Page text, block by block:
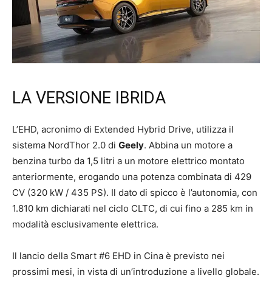
LA VERSIONE IBRIDA
L’EHD, acronimo di Extended Hybrid Drive, utilizza il
sistema NordThor 2.0 di Geely. Abbina un motore a
benzina turbo da 1,5 litri a un motore elettrico montato
anteriormente, erogando una potenza combinata di 429
CV (320 kW / 435 PS). Il dato di spicco è l’autonomia, con
1.810 km dichiarati nel ciclo CLTC, di cui fino a 285 km in
modalità esclusivamente elettrica.
Il lancio della Smart #6 EHD in Cina è previsto nei
prossimi mesi, in vista di un’introduzione a livello globale.